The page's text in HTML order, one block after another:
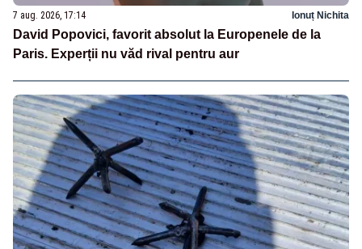
7 aug. 2026, 17:14 Ionuț Nichita
David Popovici, favorit absolut la Europenele de la
Paris. Experții nu văd rival pentru aur